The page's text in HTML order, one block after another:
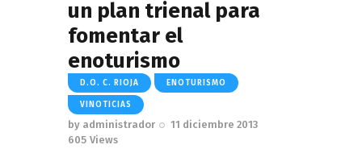
un plan trienal para
fomentar el
enoturismo
D.O. C. RIOJA ENOTURISMO
VINOTICIAS
by administrador
11 diciembre 2013
605 Views